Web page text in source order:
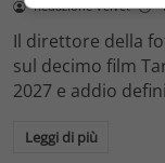
Redazione Velvet
Il direttore della
sul decimo film
2027 e addio
Leggi di più